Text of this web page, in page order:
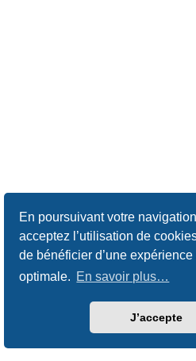
En poursuivant votre
acceptez l’utilisation de
de bénéficier d’une
optimale. En savoir plus…
J’accepte